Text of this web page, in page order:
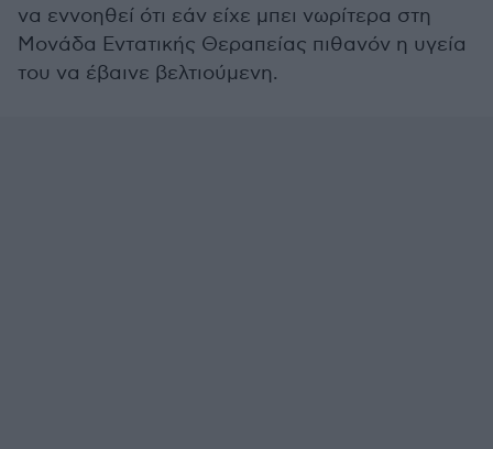
να εννοηθεί ότι εάν είχε μπει νωρίτερα στη
Μονάδα Εντατικής Θεραπείας πιθανόν η υγεία
του να έβαινε βελτιούμενη.